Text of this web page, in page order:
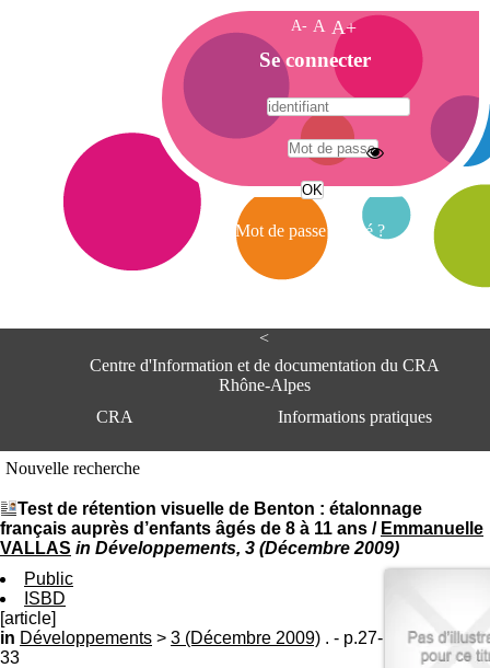
<
Centre d'Information et de documentation du CRA
Rhône-Alpes
CRA
Informations pratiques
du CRA Rhône-Alpes
Centre Hospitalier le Vinatier
bât 211
95, Bd Pinel
9h00-12h00 13h30-16h00
Nouvelle recherche
Test de rétention visuelle de Benton : étalonnage
français auprès d’enfants âgés de 8 à 11 ans / Emmanuelle
VALLAS in Développements, 3 (Décembre 2009)
Public
ISBD
[article]
in Développements > 3 (Décembre 2009) . - p.27-
33
A- A A+
A
c
c
e
i
Se connecter
Mot de passe oublié ?
A
e
e
I
n
f
o